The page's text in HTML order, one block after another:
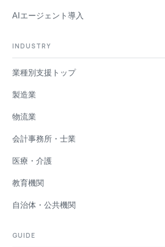
AIエージェント導入
INDUSTRY
業種別支援トップ
製造業
物流業
会計事務所・士業
医療・介護
教育機関
自治体・公共機関
GUIDE